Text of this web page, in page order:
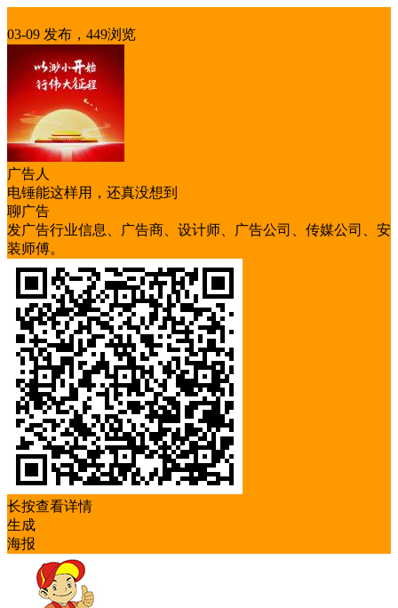
03-09 发布，449浏览
广告人
电锤能这样用，还真没想到
聊广告
发广告行业信息、广告商、设计师、广告公司、传媒公司、安
装师傅。
长按查看详情
生成
海报